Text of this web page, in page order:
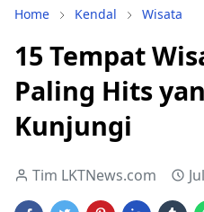
Home Kendal Wisata
15 Tempat
Paling Hits
Kunjungi
Tim LKTNews.com